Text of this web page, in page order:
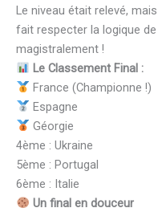
Le niveau était relevé,
fait respecter la logique de
magistralement !​
Le Classement Final :​
France (Championne !)​
Espagne​
Géorgie
​4ème : Ukraine
​5ème : Portugal
​6ème : Italie​
Un final en douceur​